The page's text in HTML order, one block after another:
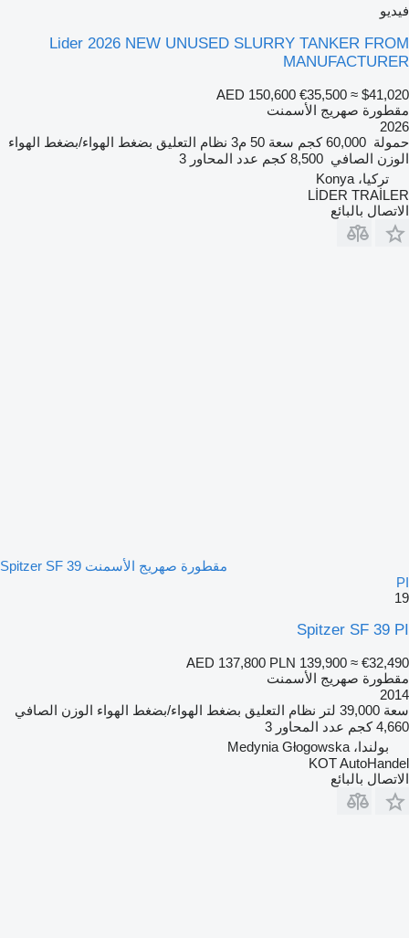
فيديو
Lider 2026 NEW UNUSED SLURRY TANKER FROM
MANUFACTURER
AED 150,600 €35,500 ≈ $41,020
مقطورة صهريج الأسمنت
2026
حمولة 60,000 كجم سعة 50 م3 نظام التعليق بضغط الهواء/بضغط الهواء
الوزن الصافي 8,500 كجم عدد المحاور 3
تركيا، Konya
LİDER TRAİLER
الاتصال بالبائع
مقطورة صهريج الأسمنت Spitzer SF 39
PI
19
Spitzer SF 39 PI
AED 137,800 PLN 139,900 ≈ €32,490
مقطورة صهريج الأسمنت
2014
سعة 39,000 لتر نظام التعليق بضغط الهواء/بضغط الهواء الوزن الصافي
4,660 كجم
عدد المحاور 3
بولندا، Medynia Głogowska
KOT AutoHandel
الاتصال بالبائع